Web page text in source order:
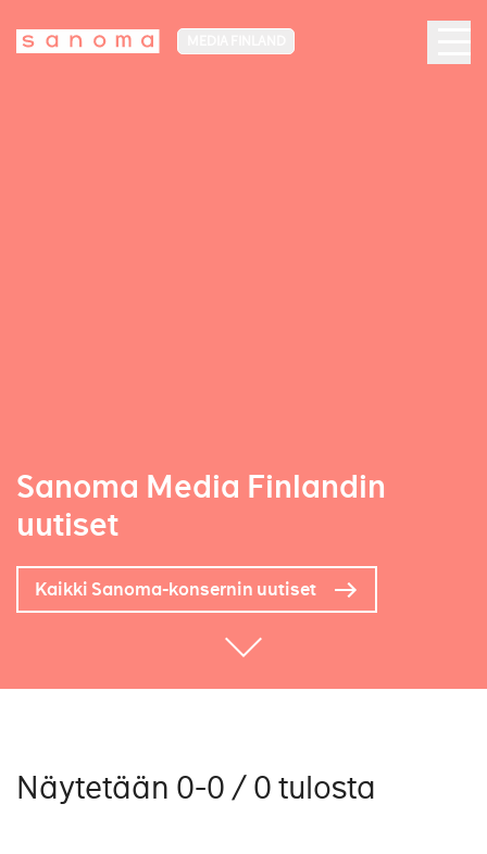
Sanoma Media Finlandin
uutiset
Kaikki Sanoma-konsernin uutiset
Näytetään 0-0 / 0 tulosta